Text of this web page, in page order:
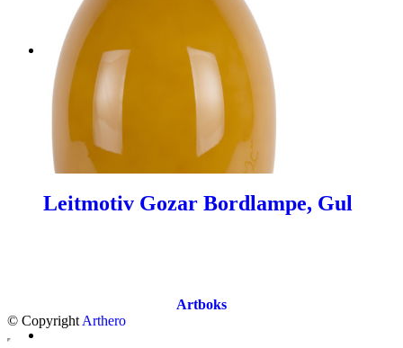
Leitmotiv Gozar Bordlampe, Gul
Artboks
© Copyright Arthero